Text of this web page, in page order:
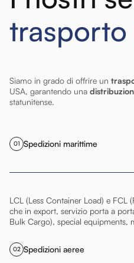
trasporto
Siamo in grado di offrire un
USA, garantendo una
statunitense.
01 Spedizioni marittime
LCL (Less Container Load) e
che in export, servizio porta a
Bulk Cargo), special equipments,
02 Spedizioni aeree